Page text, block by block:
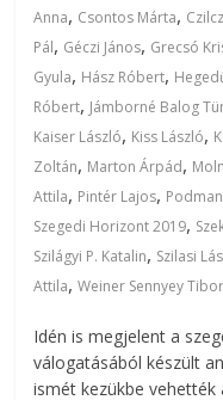
Anna, Csontos Márta,
Pál, Géczi János, Grecsó
Gyula, Hász Róbert,
Róbert, Jámborné Balog
Kaiser László, Kiss László,
Zoltán, Marton Árpád,
Attila, Pintér Lajos,
Szegedi Horizont 2019,
Szilágyi P. Katalin, Szilasi
Attila,Weiner Sennyey Tibor
Idén is megjelent a
válogatásából készült
ismét kezükbe vehették